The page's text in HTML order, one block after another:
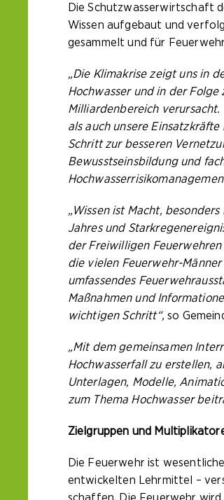
Die Schutzwasserwirtschaft
Wissen aufgebaut und
gesammelt und für
„Die Klimakrise zeigt uns in
Hochwasser und in der
Milliardenbereich verursacht.
als auch unsere
Schritt zur besseren
Bewusstseinsbildung und
„Wissen ist Macht,
Jahres und
der Freiwilligen
die vielen Feuerwehr-
umfassendes
Maßnahmen und
wichtigen Schritt“, so
„Mit dem gemeinsamen
Hochwasserfall zu erstellen,
Unterlagen, Modelle,
zum Thema Hochwasser
Zielgruppen und
Die Feuerwehr ist
entwickelten Lehrmittel –
schaffen. Die Feuerwehr